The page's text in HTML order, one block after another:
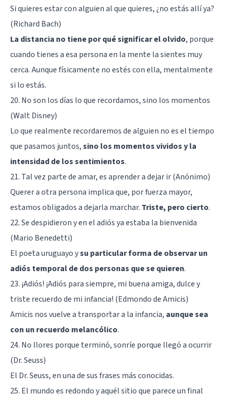
Si quieres estar con alguien al que quieres, ¿no estás allí ya?
(Richard Bach)
La distancia no tiene por qué significar el olvido, porque
cuando tienes a esa persona en la mente la sientes muy
cerca. Aunque físicamente no estés con ella, mentalmente
si lo estás.
20. No son los días lo que recordamos, sino los momentos
(Walt Disney)
Lo que realmente recordaremos de alguien no es el tiempo
que pasamos juntos,sino los momentos vividos y la
intensidad de los sentimientos.
21. Tal vez parte de amar, es aprender a dejar ir (Anónimo)
Querer a otra persona implica que, por fuerza mayor,
estamos obligados a dejarla marchar. Triste, pero cierto.
22. Se despidieron y en el adiós ya estaba la bienvenida
(Mario Benedetti)
El poeta uruguayo ysu particular forma de observar un
adiós temporal de dos personas que se quieren.
23. ¡Adiós! ¡Adiós para siempre, mi buena amiga, dulce y
triste recuerdo de mi infancia! (Edmondo de Amicis)
Amicis nos vuelve a transportar a la infancia, aunque sea
con un recuerdo melancólico.
24. No llores porque terminó, sonríe porque llegó a ocurrir
(Dr. Seuss)
El Dr. Seuss, en una de sus frases más conocidas.
25. El mundo es redondo y aquél sitio que parece un final